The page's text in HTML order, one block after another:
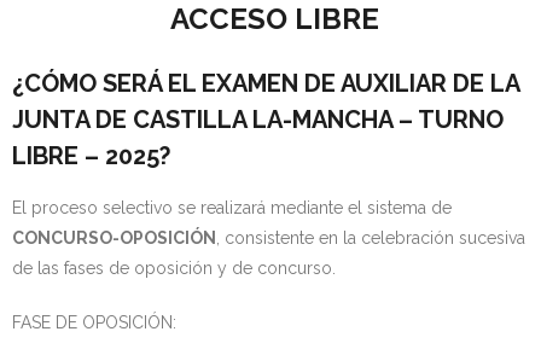
ACCESO LIBRE
¿CÓMO SERÁ EL EXAMEN DE AUXILIAR DE LA
JUNTA DE CASTILLA LA-MANCHA – TURNO
LIBRE – 2025?
El proceso selectivo se realizará mediante el sistema de
CONCURSO-OPOSICIÓN , consistente en la celebración sucesiva
de las fases de oposición y de concurso.
FASE DE OPOSICIÓN: